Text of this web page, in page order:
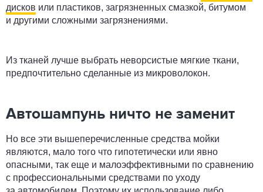
дисков или пластиков, загрязненных смазкой, битумом
и другими сложными загрязнениями.
Из тканей лучше выбрать неворсистые мягкие ткани,
предпочтительно сделанные из микроволокон.
Автошампунь ничто не заменит
Но все эти вышеперечисленные средства мойки
являются, мало того что гипотетически или явно
опасными, так еще и малоэффективными по сравнению
с профессиональными средствами по уходу